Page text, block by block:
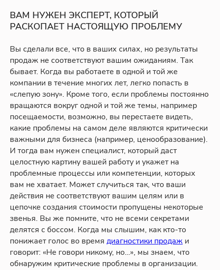
ВАМ НУЖЕН ЭКСПЕРТ, КОТОРЫЙ
РАСКОПАЕТ НАСТОЯЩУЮ ПРОБЛЕМУ
Вы сделали все, что в ваших силах, но результаты
продаж не соответствуют вашим ожиданиям. Так
бывает. Когда вы работаете в одной и той же
компании в течение многих лет, легко попасть в
«слепую зону». Кроме того, если проблемы постоянно
вращаются вокруг одной и той же темы, например
посещаемости, возможно, вы перестаете видеть,
какие проблемы на самом деле являются критически
важными для бизнеса (например, ценообразование).
И тогда вам нужен специалист, который даст
целостную картину вашей работу и укажет на
проблемные процессы или компетенции, которых
вам не хватает. Может случиться так, что ваши
действия не соответствуют вашим целям или в
цепочке создания стоимости пропущены некоторые
звенья. Вы же помните, что не всеми секретами
делятся с боссом. Когда мы слышим, как кто-то
понижает голос во время диагностики продаж и
говорит: «Не говори никому, но…», мы знаем, что
обнаружим критические проблемы в организации.